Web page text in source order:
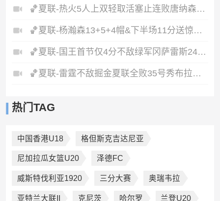
🏀夏联-热火5人上双轻取活塞止连败唐纳森20+8+10奥科里27分
🏀夏联-杨瀚森13+5+4帽&下半场11分送惊艳妙传开拓者力克掘金
🏀夏联-国王首节仅4分不敌绿军冈萨雷斯24+10+5塞纳克10+12
🏀夏联-雷霆不敌掘金夏联全败35号秀布拉齐尔32+6马拉14+7+6
热门TAG
中国香港U18 格但斯克吉达尼亚
尼加拉瓜女篮U20 泽德FC
威斯特伐利亚1920 三分大赛 奥瑞韦拉
亚特兰大联II 克尼茨 哈尔罗 兰登U20